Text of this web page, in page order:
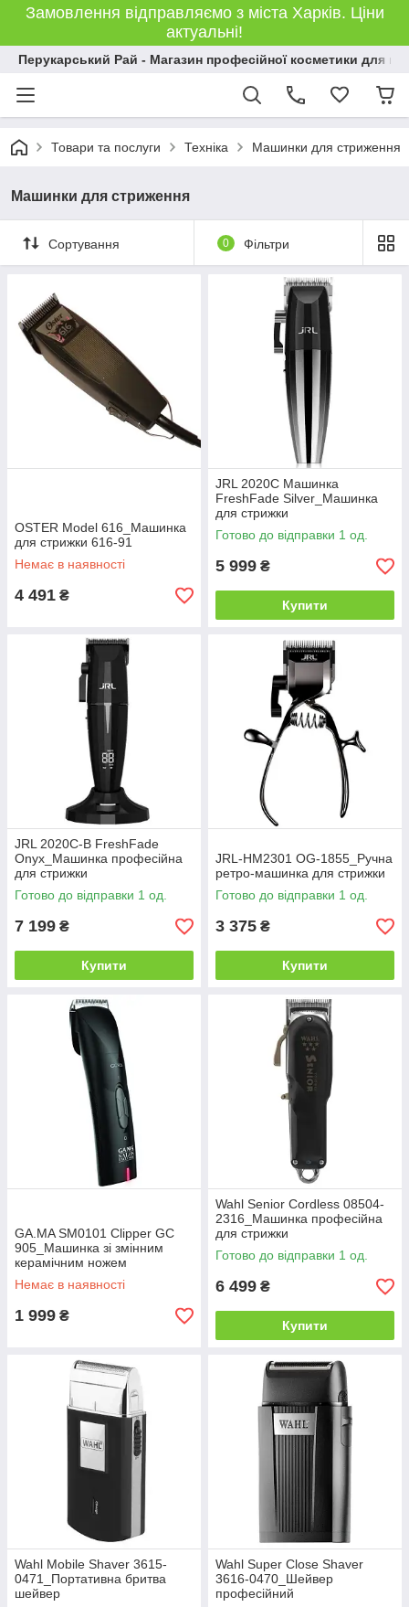
Замовлення відправляємо з міста Харків. Ціни
актуальні!
Перукарський Рай - Магазин професійної косметики для
Товари та послуги Техніка Машинки для стриження
Машинки для стриження
Сортування 0 Фільтри
OSTER Model 616_Машинка
для стрижки 616-91
Немає в наявності
4 491 ₴
JRL 2020C Машинка
FreshFade Silver_Машинка
для стрижки
Готово до відправки 1 од.
5 999 ₴
Купити
JRL 2020C-B FreshFade
Onyx_Машинка професійна
для стрижки
Готово до відправки 1 од.
7 199 ₴
Купити
JRL-HM2301 OG-1855_Ручна
ретро-машинка для стрижки
Готово до відправки 1 од.
3 375 ₴
Купити
GA.MA SM0101 Clipper GC
905_Машинка зі змінним
керамічним ножем
Немає в наявності
1 999 ₴
Wahl Senior Cordless 08504-
2316_Машинка професійна
для стрижки
Готово до відправки 1 од.
6 499 ₴
Купити
Wahl Mobile Shaver 3615-
0471_Портативна бритва
шейвер
Wahl Super Close Shaver
3616-0470_Шейвер
професійний